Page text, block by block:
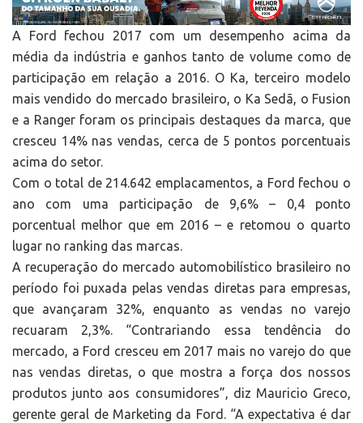
A Ford fechou 2017 com um desempenho acima da
média da indústria e ganhos tanto de volume como de
participação em relação a 2016. O Ka, terceiro modelo
mais vendido do mercado brasileiro, o Ka Sedã, o Fusion
e a Ranger foram os principais destaques da marca, que
cresceu 14% nas vendas, cerca de 5 pontos porcentuais
acima do setor.
Com o total de 214.642 emplacamentos, a Ford fechou o
ano com uma participação de 9,6% – 0,4 ponto
porcentual melhor que em 2016 – e retomou o quarto
lugar no ranking das marcas.
A recuperação do mercado automobilístico brasileiro no
período foi puxada pelas vendas diretas para empresas,
que avançaram 32%, enquanto as vendas no varejo
recuaram 2,3%. “Contrariando essa tendência do
mercado, a Ford cresceu em 2017 mais no varejo do que
nas vendas diretas, o que mostra a força dos nossos
produtos junto aos consumidores”, diz Mauricio Greco,
gerente geral de Marketing da Ford. “A expectativa é dar